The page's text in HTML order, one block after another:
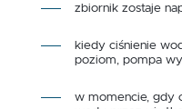
zbiornik zostaje
kiedy ciśnienie
poziom, pompa
w momencie, gdy